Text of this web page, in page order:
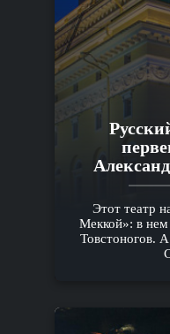
Этот театр
Меккой»: в
Товстоногов.